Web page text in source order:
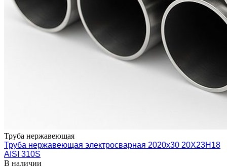
Труба нержавеющая
Труба нержавеющая электросварная 2020х30 20Х23Н18
AISI 310S
В наличии